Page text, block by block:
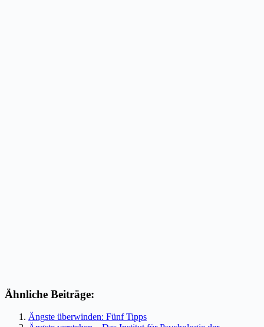
Ähnliche Beiträge:
Ängste überwinden: Fünf Tipps